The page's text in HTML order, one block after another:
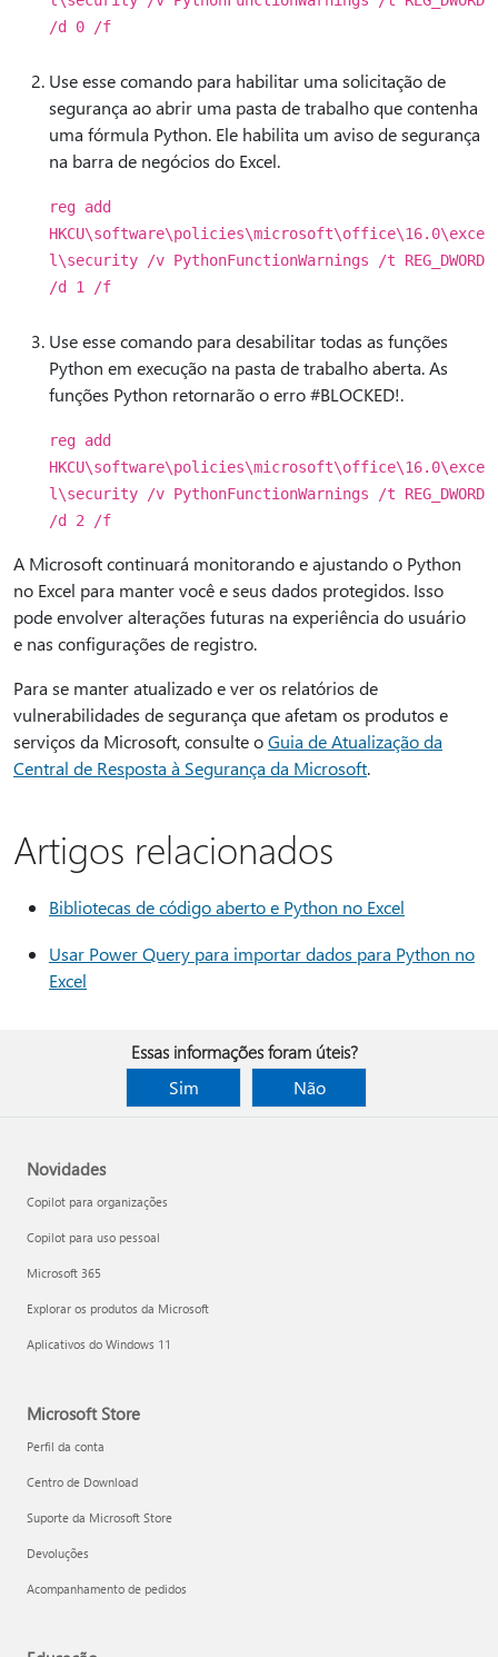
/d 0 /f
Use esse comando para habilitar uma solicitação de
segurança ao abrir uma pasta de trabalho que contenha
uma fórmula Python. Ele habilita um aviso de segurança
na barra de negócios do Excel.
reg add
HKCU\software\policies\microsoft\office\16.0\exce
l\security /v PythonFunctionWarnings /t REG_DWORD
/d 1 /f
Use esse comando para desabilitar todas as funções
Python em execução na pasta de trabalho aberta. As
funções Python retornarão o erro #BLOCKED!.
reg add
HKCU\software\policies\microsoft\office\16.0\exce
l\security /v PythonFunctionWarnings /t REG_DWORD
/d 2 /f
A Microsoft continuará monitorando e ajustando o Python
no Excel para manter você e seus dados protegidos. Isso
pode envolver alterações futuras na experiência do usuário
e nas configurações de registro.
Para se manter atualizado e ver os relatórios de
vulnerabilidades de segurança que afetam os produtos e
serviços da Microsoft, consulte oGuia de Atualização da
Central de Resposta à Segurança da Microsoft.
Artigos relacionados
Bibliotecas de código aberto e Python no Excel
Usar Power Query para importar dados para Python no
Excel
Essas informações foram úteis?
Sim
Não
Novidades
Copilot para organizações
Copilot para uso pessoal
Microsoft 365
Explorar os produtos da Microsoft
Aplicativos do Windows 11
Microsoft Store
Perfil da conta
Centro de Download
Suporte da Microsoft Store
Devoluções
Acompanhamento de pedidos